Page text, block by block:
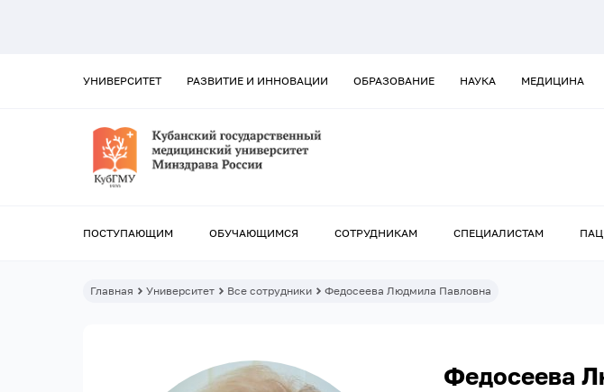
УНИВЕРСИТЕТ РАЗВИТИЕ И ИННОВАЦИИ ОБРАЗОВАНИЕ НАУКА МЕДИЦИНА
ПОСТУПАЮЩИМ ОБУЧАЮЩИМСЯ СОТРУДНИКАМ СПЕЦИАЛИСТАМ
Главная Университет Все сотрудники Федосеева Людмила Павловна
Федосеева